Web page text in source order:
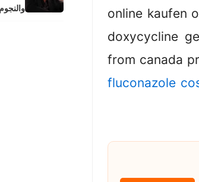
online kaufen
doxycycline
from canada
fluconazole